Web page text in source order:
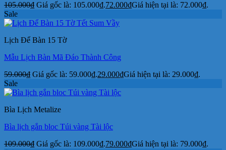
105.000₫ Giá gốc là: 105.000₫.72.000₫Giá hiện tại là: 72.000₫.
Sale
Lịch Để Bàn 15 Tờ
Mẫu Lịch Bàn Mã Đáo Thành Công
59.000₫ Giá gốc là: 59.000₫.29.000₫Giá hiện tại là: 29.000₫.
Sale
Bìa Lịch Metalize
Bìa lịch gắn bloc Túi vàng Tài lộc
109.000₫ Giá gốc là: 109.000₫.79.000₫Giá hiện tại là: 79.000₫.